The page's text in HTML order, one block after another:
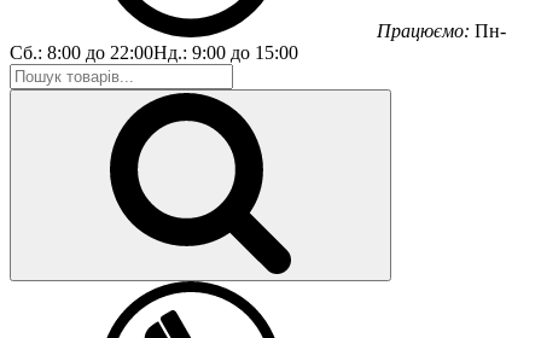
Працюємо: Пн-
Сб.: 8:00 до 22:00Нд.: 9:00 до 15:00